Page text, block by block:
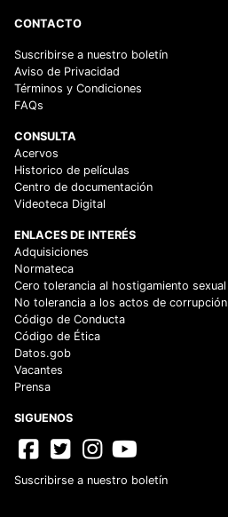
CONTACTO
Suscribirse a nuestro boletín
Aviso de Privacidad
Términos y Condiciones
FAQs
CONSULTA
Acervos
Historico de películas
Centro de documentación
Videoteca Digital
ENLACES DE INTERÉS
Adquisiciones
Normateca
Cero tolerancia al hostigamiento sexual
No tolerancia a los actos de corrupción
Código de Conducta
Código de Ética
Datos.gob
Vacantes
Prensa
SIGUENOS
Suscribirse a nuestro boletín